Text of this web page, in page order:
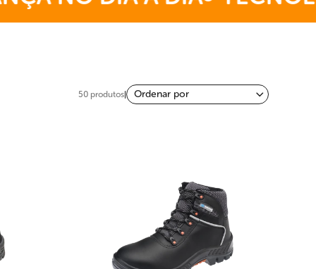
50 produtos|